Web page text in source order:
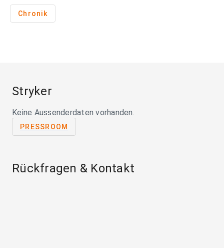
Chronik
Stryker
Keine Aussenderdaten vorhanden.
PRESSROOM
Rückfragen & Kontakt